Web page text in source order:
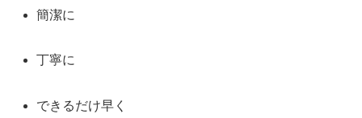
簡潔に
丁寧に
できるだけ早く